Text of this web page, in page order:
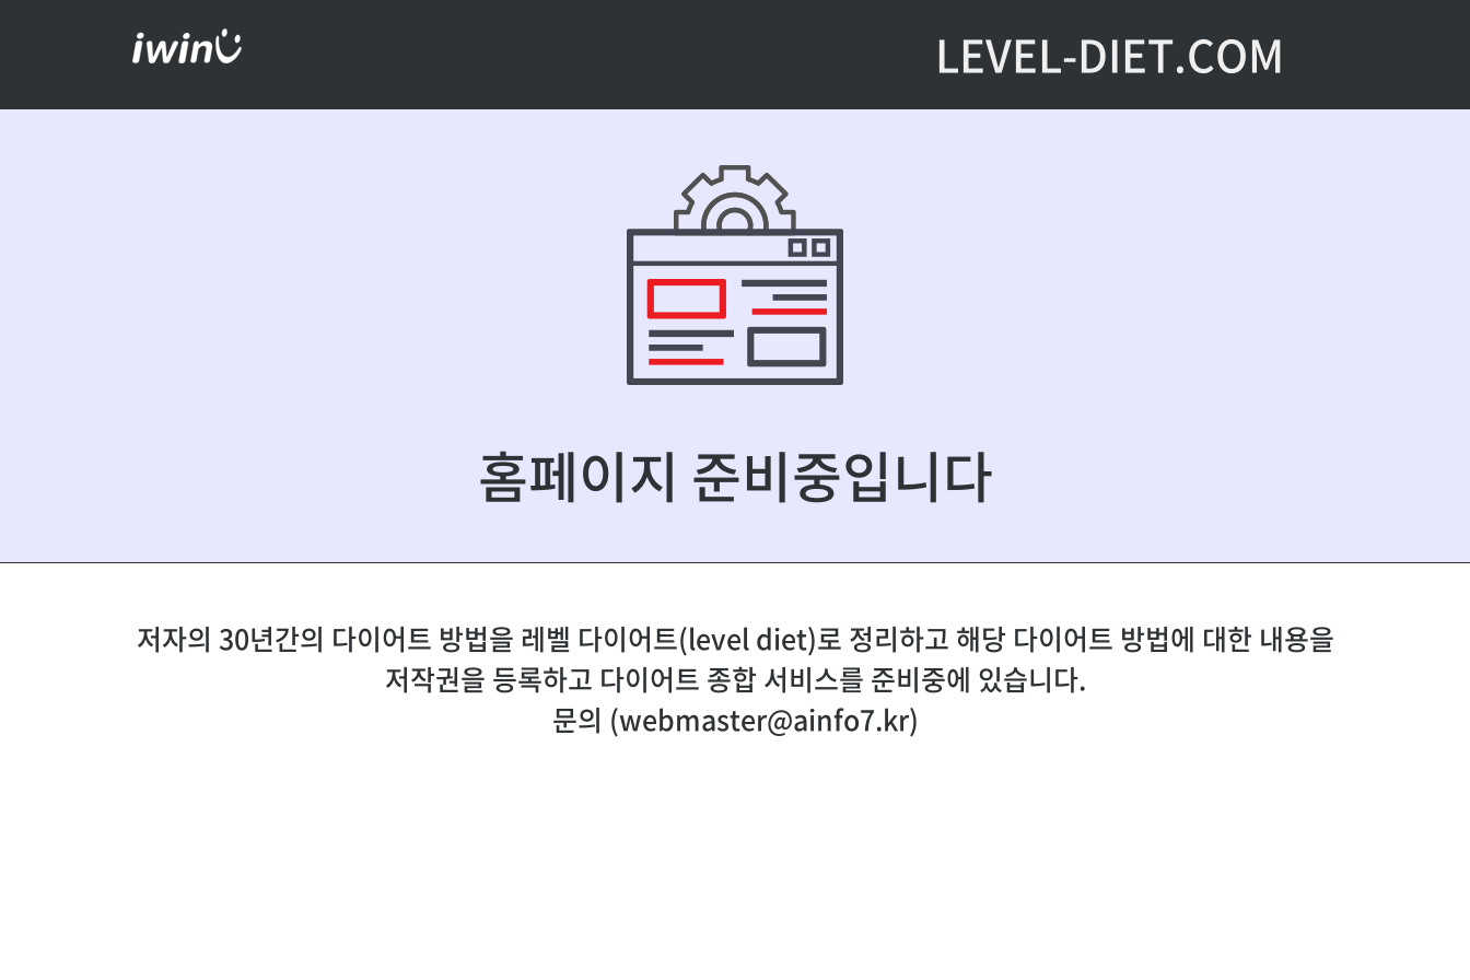
LEVEL-DIET.COM
홈페이지 준비중입니다
저자의 30년간의 다이어트 방법을 레벨 다이어트(level diet)로 정리하고 해당 다이어트 방법에 대한 내용을
저작권을 등록하고 다이어트 종합 서비스를 준비중에 있습니다.
문의 (webmaster@ainfo7.kr)